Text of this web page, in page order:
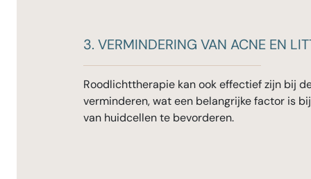
3. VERMINDERING VAN ACNE EN
Roodlichttherapie kan ook effectief zijn bij
verminderen, wat een belangrijke factor is
van huidcellen te bevorderen.